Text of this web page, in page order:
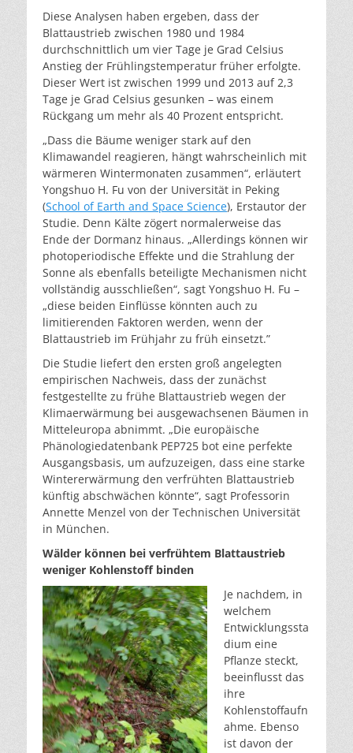
Diese Analysen haben ergeben, dass der
Blattaustrieb zwischen 1980 und 1984
durchschnittlich um vier Tage je Grad Celsius
Anstieg der Frühlingstemperatur früher erfolgte.
Dieser Wert ist zwischen 1999 und 2013 auf 2,3
Tage je Grad Celsius gesunken – was einem
Rückgang um mehr als 40 Prozent entspricht.
„Dass die Bäume weniger stark auf den
Klimawandel reagieren, hängt wahrscheinlich mit
wärmeren Wintermonaten zusammen“, erläutert
Yongshuo H. Fu von der Universität in Peking
(School of Earth and Space Science), Erstautor der
Studie. Denn Kälte zögert normalerweise das
Ende der Dormanz hinaus. „Allerdings können wir
photoperiodische Effekte und die Strahlung der
Sonne als ebenfalls beteiligte Mechanismen nicht
vollständig ausschließen“, sagt Yongshuo H. Fu –
„diese beiden Einflüsse könnten auch zu
limitierenden Faktoren werden, wenn der
Blattaustrieb im Frühjahr zu früh einsetzt.”
Die Studie liefert den ersten groß angelegten
empirischen Nachweis, dass der zunächst
festgestellte zu frühe Blattaustrieb wegen der
Klimaerwärmung bei ausgewachsenen Bäumen in
Mitteleuropa abnimmt. „Die europäische
Phänologiedatenbank PEP725 bot eine perfekte
Ausgangsbasis, um aufzuzeigen, dass eine starke
Wintererwärmung den verfrühten Blattaustrieb
künftig abschwächen könnte“, sagt Professorin
Annette Menzel von der Technischen Universität
in München.
Wälder können bei verfrühtem Blattaustrieb
weniger Kohlenstoff binden
Je nachdem, in
welchem
Entwicklungssta
dium eine
Pflanze steckt,
beeinflusst das
ihre
Kohlenstoffaufn
ahme. Ebenso
ist davon der